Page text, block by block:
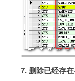
7.删除已经存